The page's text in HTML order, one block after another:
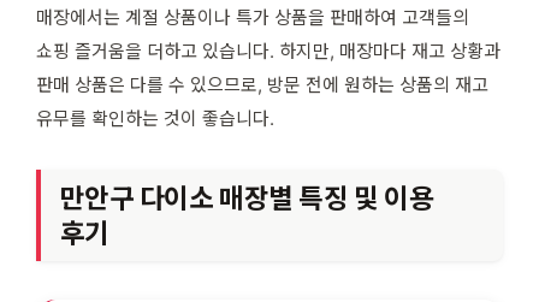
매장에서는 계절 상품이나 특가 상품을 판매하여 고객들의
쇼핑 즐거움을 더하고 있습니다. 하지만, 매장마다 재고 상황과
판매 상품은 다를 수 있으므로, 방문 전에 원하는 상품의 재고
유무를 확인하는 것이 좋습니다.
만안구 다이소 매장별 특징 및 이용
후기